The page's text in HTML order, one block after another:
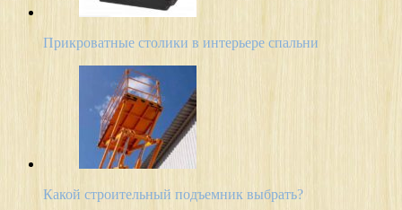
Прикроватные столики в интерьере спальни
Какой строительный подъемник выбрать?